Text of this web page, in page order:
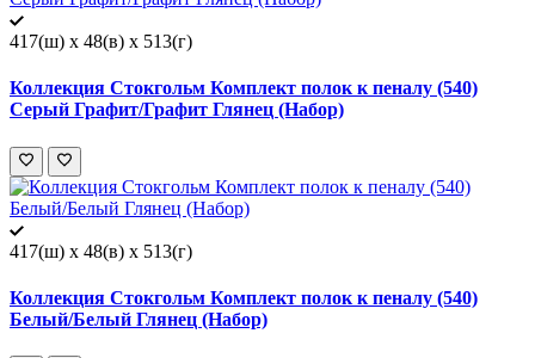
417(ш) x 48(в) x 513(г)
Коллекция Стокгольм Комплект полок к пеналу (540)
Серый Графит/Графит Глянец (Набор)
417(ш) x 48(в) x 513(г)
Коллекция Стокгольм Комплект полок к пеналу (540)
Белый/Белый Глянец (Набор)